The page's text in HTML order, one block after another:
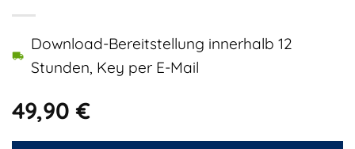
49,90€
Download-Bereitstellung innerhalb 12
Stunden, Key per E-Mail